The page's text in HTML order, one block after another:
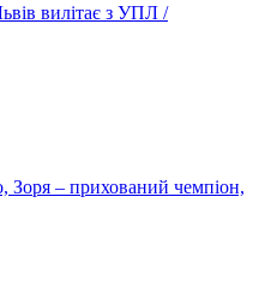
вилітає з УПЛ /
– прихований чемпіон,